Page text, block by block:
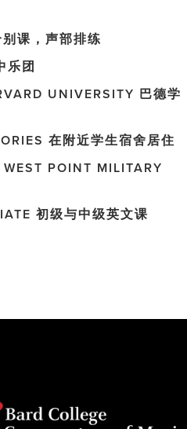
课，声部排练
乐团
UNIVERSITY 巴德学
在附近学生宿舍居住
POINT MILITARY
初级与中级英文课